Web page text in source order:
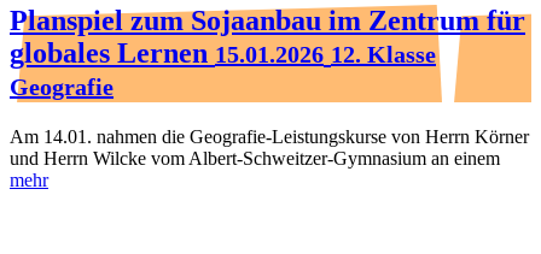
Planspiel zum Sojaanbau im Zentrum für
globales Lernen 15.01.2026 12. Klasse
Geografie
Am 14.01. nahmen die Geografie-Leistungskurse von Herrn Körner
und Herrn Wilcke vom Albert-Schweitzer-Gymnasium an einem
mehr